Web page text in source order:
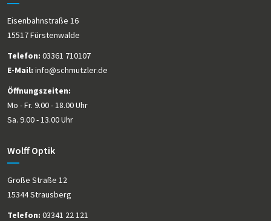
Eisenbahnstraße 16
15517 Fürstenwalde
Telefon: 03361 710107
E-Mail: info@schmutzler.de
Öffnungszeiten:
Mo - Fr. 9.00 - 18.00 Uhr
Sa. 9.00 - 13.00 Uhr
Wolff Optik
Große Straße 12
15344 Strausberg
Telefon: 03341 22 121